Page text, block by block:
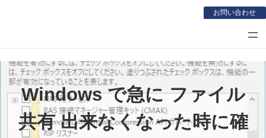
ス
キ
プ
お問い合わせ
Windows で急に ファイル
共有 出来なくなった時に確